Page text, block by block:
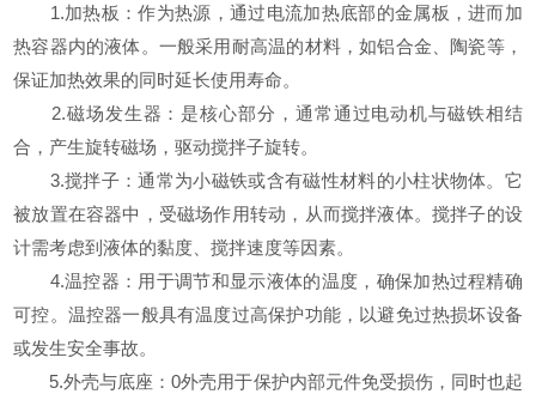
1.加热板：作为热源，通过电流加热底部的金属板，进而加
热容器内的液体。一般采用耐高温的材料，如铝合金、陶瓷等，
保证加热效果的同时延长使用寿命。
2.磁场发生器：是核心部分，通常通过电动机与磁铁相结
合，产生旋转磁场，驱动搅拌子旋转。
3.搅拌子：通常为小磁铁或含有磁性材料的小柱状物体。它
被放置在容器中，受磁场作用转动，从而搅拌液体。搅拌子的设
计需考虑到液体的黏度、搅拌速度等因素。
4.温控器：用于调节和显示液体的温度，确保加热过程精确
可控。温控器一般具有温度过高保护功能，以避免过热损坏设备
或发生安全事故。
5.外壳与底座：0外壳用于保护内部元件免受损伤，同时也起